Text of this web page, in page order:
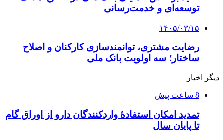
توسعه‌ای و خدمت‌رسانی
۱۴۰۵/۰۳/۱۵
رضایت مشتری، توانمندسازی کارکنان و اصلاح
ساختار؛ سه اولویت بانک ملی
دیگر اخبار
8 ساعت پیش
تمدید امکان استفادۀ واردکنندگان دارو از اوراق گام
تا پایان سال